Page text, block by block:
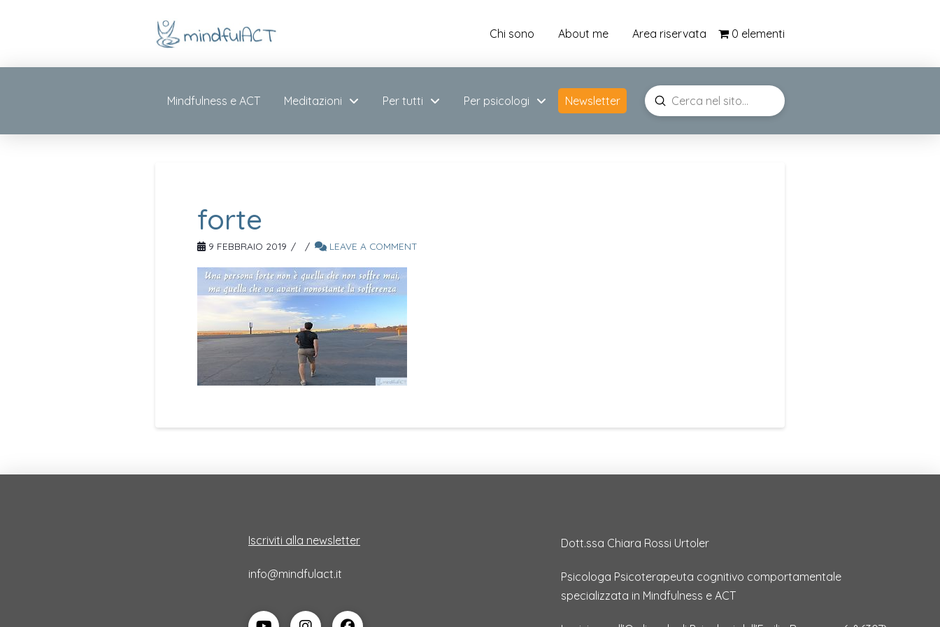
Chi sono About me Area riservata 0 elementi
Mindfulness e ACT Meditazioni Per tutti Per psicologi Newsletter
Search
Submit
forte
9 FEBBRAIO 2019 LEAVE A COMMENT
Iscriviti alla newsletter
info@mindfulact.it
Dott.ssa Chiara Rossi Urtoler
Psicologa Psicoterapeuta cognitivo comportamentale
specializzata in Mindfulness e ACT